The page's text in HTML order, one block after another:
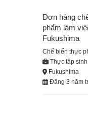
Đơn hàng
phẩm làm
Fukushima
Chế biến thực
Thực tập sinh
Fukushima
Đăng 3 năm